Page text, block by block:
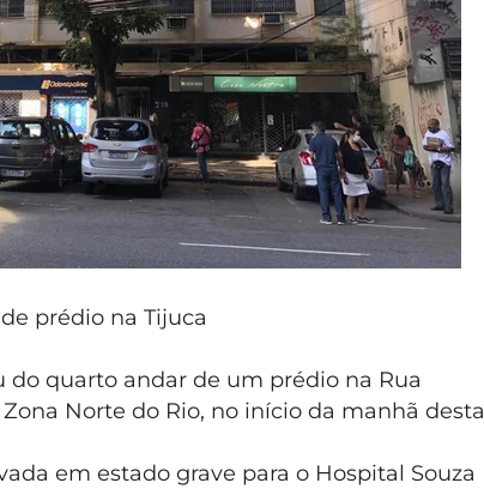
prédio na Tijuca
do quarto andar de um prédio na Rua
Norte do Rio, no início da manhã desta
em estado grave para o Hospital Souza